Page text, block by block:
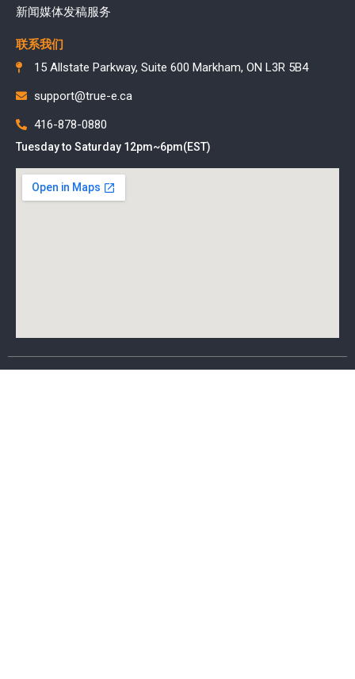
新闻媒体发稿服务
联系我们
15 Allstate Parkway, Suite 600 Markham, ON L3R 5B4
support@true-e.ca
416-878-0880
Tuesday to Saturday 12pm~6pm(EST)